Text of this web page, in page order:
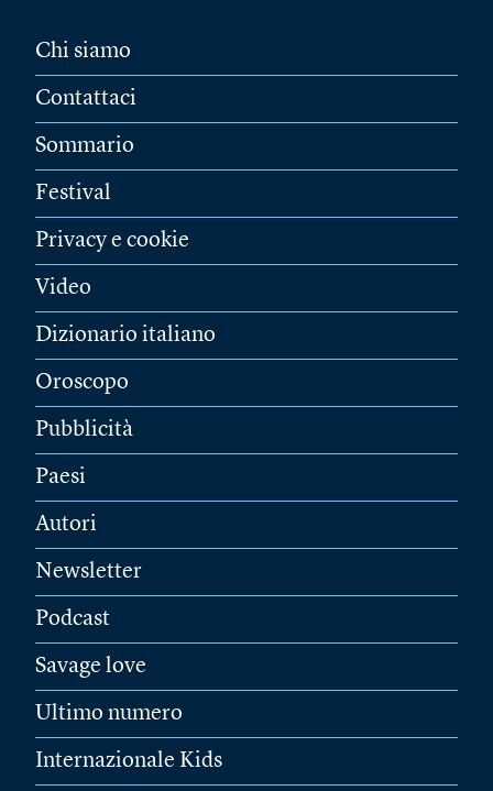
Chi siamo
Contattaci
Sommario
Festival
Privacy e cookie
Video
Dizionario italiano
Oroscopo
Pubblicità
Paesi
Autori
Newsletter
Podcast
Savage love
Ultimo numero
Internazionale Kids